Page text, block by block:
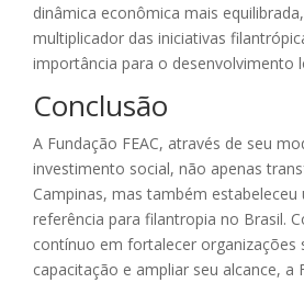
dinâmica econômica mais
multiplicador das iniciativas
importância para o desenvolvimento
Conclusão
A Fundação FEAC, através de seu
investimento social, não apenas
Campinas, mas também estabeleceu
referência para filantropia no Brasil.
contínuo em fortalecer organizações
capacitação e ampliar seu alcance, a